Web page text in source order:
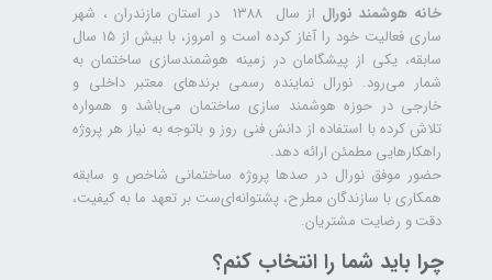
خانه هوشمند نورال
از سال ۱۳۸۸ در استان مازندران ، شهر
ساری فعالیت خود را آغاز کرده است و امروز، با بیش از ۱۵ سال
سابقه، یکی از پیشگامان در زمینه هوشمندسازی ساختمان به
شمار می‌رود. نورال نماینده رسمی برندهای معتبر داخلی و
خارجی در حوزه هوشمند سازی ساختمان می‌باشد و همواره
تلاش کرده با استفاده از دانش فنی روز و باتوجه به نیاز هر پروژه
راهکارهایی مطمئن ارائه دهد.
حضور موفق نورال در صدها پروژه‌ ساختمانی شاخص و سابقه
همکاری با سازندگان مطرح، پشتوانه‌ای‌ست بر تعهد ما به کیفیت،
دقت و رضایت مشتریان.
چرا باید شما را انتخاب کنم؟